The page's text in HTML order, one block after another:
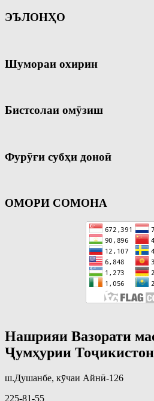
ЭЪЛОНҲО
Шумораи охирин
Бистсолаи омӯзиш
Фурӯғи субҳи доноӣ
ОМОРИ СОМОНА
Нашрияи Вазорати
Ҷумҳурии Тоҷикистон
ш.Душанбе, кӯчаи Айнӣ-126
225-81-55